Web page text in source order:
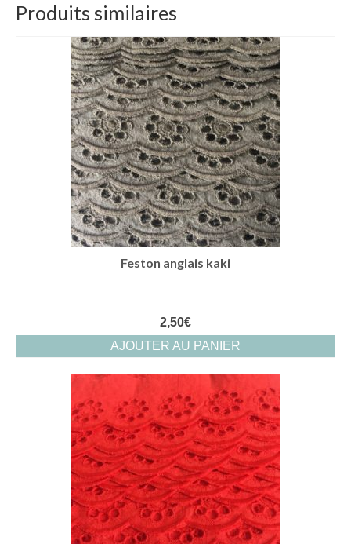
Produits similaires
Feston anglais kaki
2,50€
AJOUTER AU PANIER